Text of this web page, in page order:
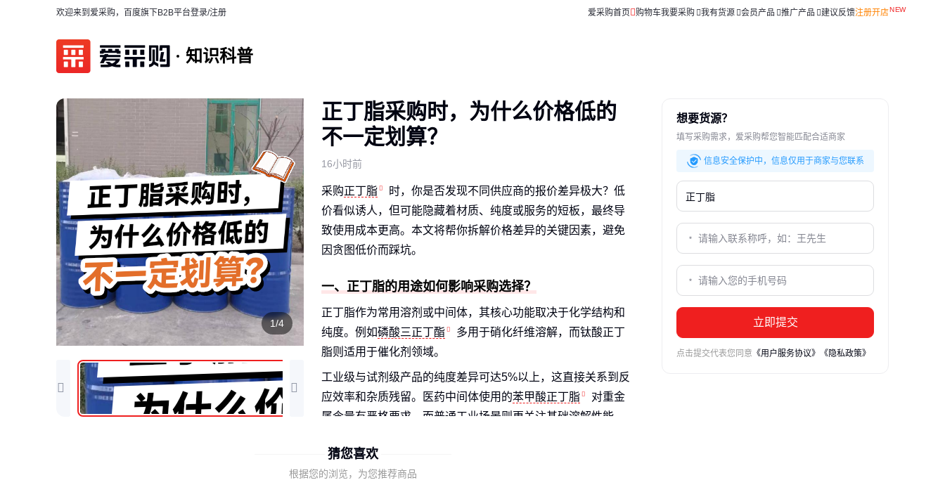
欢迎来到爱采购，百度旗下B2B平台登录/注册 爱采购首页 购物车我要采购 我有货源 会员产品 推广产品 建议反馈注册开店
知识科普
1/4
正丁脂采购时，为什么价格低的
不一定划算？
16小时前
采购正丁脂
时，你是否发现不同供应商的报价差异极大？低
价看似诱人，但可能隐藏着材质、纯度或服务的短板，最终导
致使用成本更高。本文将帮你拆解价格差异的关键因素，避免
因贪图低价而踩坑。
一、正丁脂的用途如何影响采购选择？
正丁脂作为常用溶剂或中间体，其核心功能取决于化学结构和
纯度。例如磷酸三正丁酯
多用于硝化纤维溶解，而钛酸正丁
脂则适用于催化剂领域。
工业级与试剂级产品的纯度差异可达5%以上，这直接关系到反
应效率和杂质残留。医药中间体使用的苯甲酸正丁脂
对重金
属含量有严格要求，而普通工业场景则更关注基础溶解性能。
反应体系对杂质敏感度
猜您喜欢
根据您的浏览，为您推荐商品
想要货源？
填写采购需求，爱采购帮您智能匹配合适商家
信息安全保护中，信息仅用于商家与您联系
立即提交
点击提交代表您同意 《用户服务协议》 《隐私政策》